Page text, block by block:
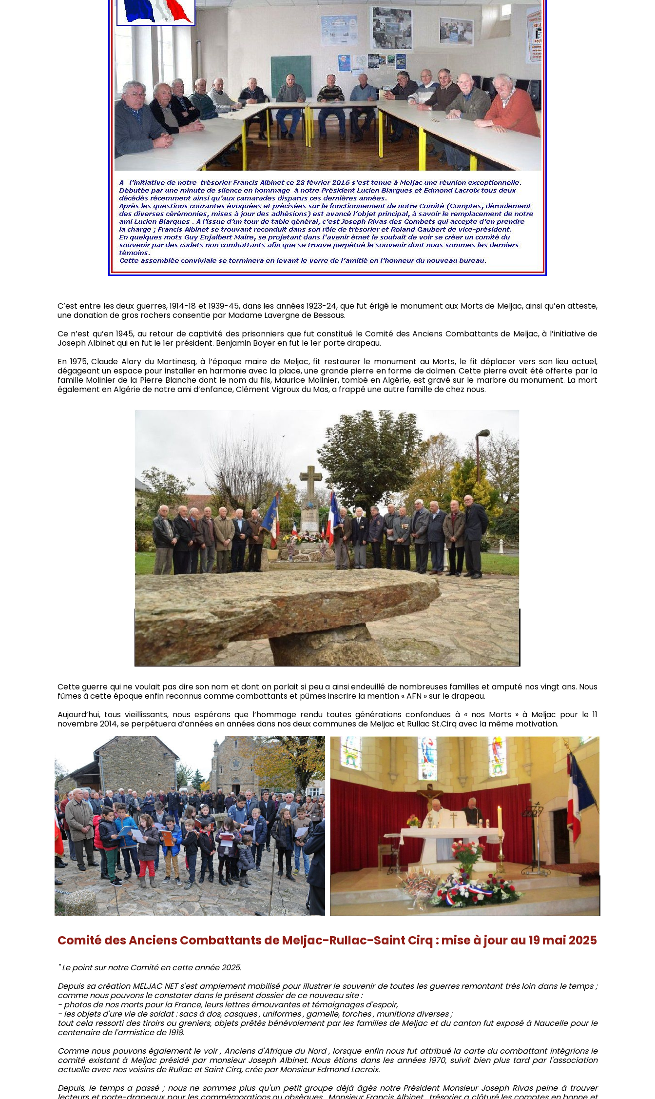
C’est entre les deux guerres, 1914-18 et 1939-45, dans les années 1923-24, que fut érigé le monument aux Morts de Meljac, ainsi qu’en atteste,
une donation de gros rochers consentie par Madame Lavergne de Bessous.
Ce n’est qu’en 1945, au retour de captivité des prisonniers que fut constitué le Comité des Anciens Combattants de Meljac, à l’initiative de
Joseph Albinet qui en fut le 1er président. Benjamin Boyer en fut le 1er porte drapeau.
En 1975, Claude Alary du Martinesq, à l’époque maire de Meljac, fit restaurer le monument au Morts, le fit déplacer vers son lieu actuel,
dégageant un espace pour installer en harmonie avec la place, une grande pierre en forme de dolmen. Cette pierre avait été offerte par la
famille Molinier de la Pierre Blanche dont le nom du fils, Maurice Molinier, tombé en Algérie, est gravé sur le marbre du monument. La mort
également en Algérie de notre ami d’enfance, Clément Vigroux du Mas, a frappé une autre famille de chez nous.
Cette guerre qui ne voulait pas dire son nom et dont on parlait si peu a ainsi endeuillé de nombreuses familles et amputé nos vingt ans. Nous
fûmes à cette époque enfin reconnus comme combattants et pûmes inscrire la mention « AFN » sur le drapeau.
Aujourd’hui, tous vieillissants, nous espérons que l’hommage rendu toutes générations confondues à « nos Morts » à Meljac pour le 11
novembre 2014, se perpétuera d’années en années dans nos deux communes de Meljac et Rullac St.Cirq avec la même motivation.
Comité des Anciens Combattants de Meljac-Rullac-Saint Cirq : mise à jour au 19 mai 2025
" Le point sur notre Comité en cette année 2025.
Depuis sa création MELJAC NET s'est amplement mobilisé pour illustrer le souvenir de toutes les guerres remontant très loin dans le temps ;
comme nous pouvons le constater dans le présent dossier de ce nouveau site :
- photos de nos morts pour la France, leurs lettres émouvantes et témoignages d'espoir,
- les objets d'ure vie de soldat : sacs à dos, casques , uniformes , gamelle, torches , munitions diverses ;
tout cela ressorti des tiroirs ou greniers, objets prêtés bénévolement par les familles de Meljac et du canton fut exposé à Naucelle pour le
centenaire de l'armistice de 1918.
Comme nous pouvons également le voir , Anciens d'Afrique du Nord , lorsque enfin nous fut attribué la carte du combattant intégrions le
comité existant à Meljac présidé par monsieur Joseph Albinet. Nous étions dans les années 1970, suivit bien plus tard par l'association
actuelle avec nos voisins de Rullac et Saint Cirq, crée par Monsieur Edmond Lacroix.
Depuis, le temps a passé ; nous ne sommes plus qu'un petit groupe déjà âgés notre Président Monsieur Joseph Rivas peine à trouver